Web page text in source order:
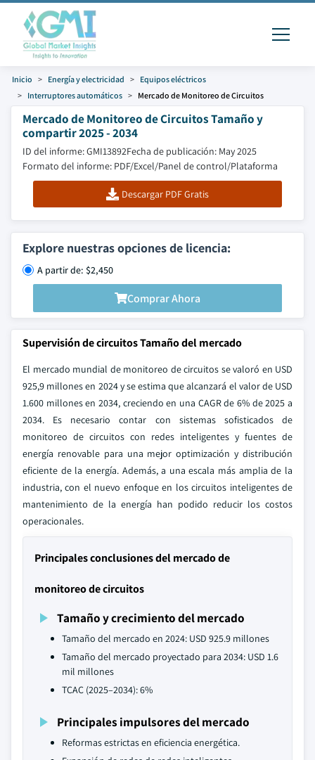
Inicio Energía y electricidad
Equipos eléctricos
Interruptores automáticos
Mercado de Monitoreo de Circuitos
Mercado de Monitoreo de Circuitos Tamaño y
compartir 2025 - 2034
ID del informe: GMI13892Fecha de publicación: May 2025
Formato del informe: PDF/Excel/Panel de control/Plataforma
Descargar PDF Gratis
Explore nuestras opciones de licencia:
A partir de: $2,450
Comprar Ahora
Supervisión de circuitos Tamaño del mercado
El mercado mundial de monitoreo de circuitos se valoró en USD
925,9 millones en 2024 y se estima que alcanzará el valor de USD
1.600 millones en 2034, creciendo en una CAGR de 6% de 2025 a
2034. Es necesario contar con sistemas sofisticados de
monitoreo de circuitos con redes inteligentes y fuentes de
energía renovable para una mejor optimización y distribución
eficiente de la energía. Además, a una escala más amplia de la
industria, con el nuevo enfoque en los circuitos inteligentes de
mantenimiento de la energía han podido reducir los costos
operacionales.
Principales conclusiones del mercado de
monitoreo de circuitos
Tamaño y crecimiento del mercado
Tamaño del mercado en 2024: USD 925.9 millones
Tamaño del mercado proyectado para 2034: USD 1.6
mil millones
TCAC (2025–2034): 6%
Principales impulsores del mercado
Reformas estrictas en eficiencia energética.